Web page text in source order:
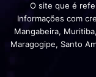
O site que é
Informações com
Mangabeira,
Maragogipe, Santo